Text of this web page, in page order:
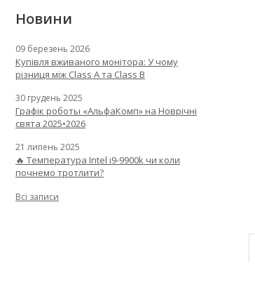
Новини
09 березень 2026
Купівля вживаного монітора: У чому
різниця між Class A та Class B
30 грудень 2025
Графік роботы «АльфаКомп» на Новрічні
свята 2025•2026
21 липень 2025
🔥 Температура Intel i9-9900k чи коли
почнемо тротлити?
Всі записи